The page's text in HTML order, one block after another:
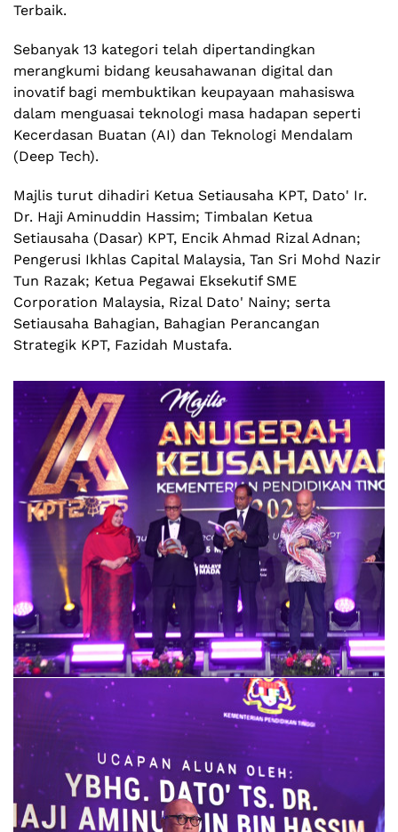
Terbaik.
Sebanyak 13 kategori telah dipertandingkan
merangkumi bidang keusahawanan digital dan
inovatif bagi membuktikan keupayaan mahasiswa
dalam menguasai teknologi masa hadapan seperti
Kecerdasan Buatan (AI) dan Teknologi Mendalam
(Deep Tech).
Majlis turut dihadiri Ketua Setiausaha KPT, Dato' Ir.
Dr. Haji Aminuddin Hassim; Timbalan Ketua
Setiausaha (Dasar) KPT, Encik Ahmad Rizal Adnan;
Pengerusi Ikhlas Capital Malaysia, Tan Sri Mohd Nazir
Tun Razak; Ketua Pegawai Eksekutif SME
Corporation Malaysia, Rizal Dato' Nainy; serta
Setiausaha Bahagian, Bahagian Perancangan
Strategik KPT, Fazidah Mustafa.